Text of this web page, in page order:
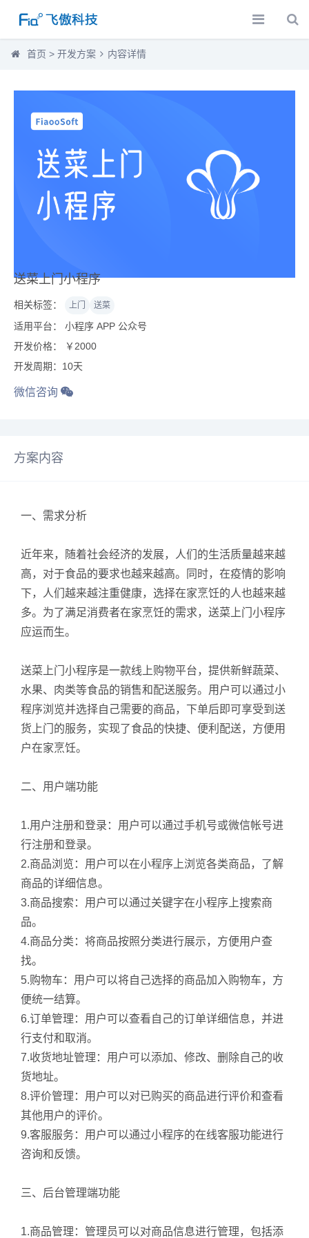
首页 > 开发方案 内容详情
送菜上门小程序
相关标签： 上门 送菜
适用平台： 小程序 APP 公众号
开发价格： ￥2000
开发周期：10天
微信咨询
方案内容
一、需求分析
近年来，随着社会经济的发展，人们的生活质量越来越
高，对于食品的要求也越来越高。同时，在疫情的影响
下，人们越来越注重健康，选择在家烹饪的人也越来越
多。为了满足消费者在家烹饪的需求，送菜上门小程序
应运而生。
送菜上门小程序是一款线上购物平台，提供新鲜蔬菜、
水果、肉类等食品的销售和配送服务。用户可以通过小
程序浏览并选择自己需要的商品，下单后即可享受到送
货上门的服务，实现了食品的快捷、便利配送，方便用
户在家烹饪。
二、用户端功能
1.用户注册和登录：用户可以通过手机号或微信帐号进
行注册和登录。
2.商品浏览：用户可以在小程序上浏览各类商品，了解
商品的详细信息。
3.商品搜索：用户可以通过关键字在小程序上搜索商
品。
4.商品分类：将商品按照分类进行展示，方便用户查
找。
5.购物车：用户可以将自己选择的商品加入购物车，方
便统一结算。
6.订单管理：用户可以查看自己的订单详细信息，并进
行支付和取消。
7.收货地址管理：用户可以添加、修改、删除自己的收
货地址。
8.评价管理：用户可以对已购买的商品进行评价和查看
其他用户的评价。
9.客服服务：用户可以通过小程序的在线客服功能进行
咨询和反馈。
三、后台管理端功能
1.商品管理：管理员可以对商品信息进行管理，包括添